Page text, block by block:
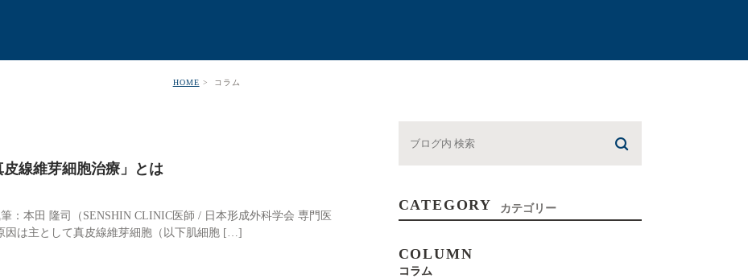
HOME コラム
皮線維芽細胞治療」とは
：本田 隆司（SENSHIN CLINIC医師 / 日本形成外科学会 専門医
は主として真皮線維芽細胞（以下肌細胞 […]
CATEGORY カテゴリー
COLUMN
コラム